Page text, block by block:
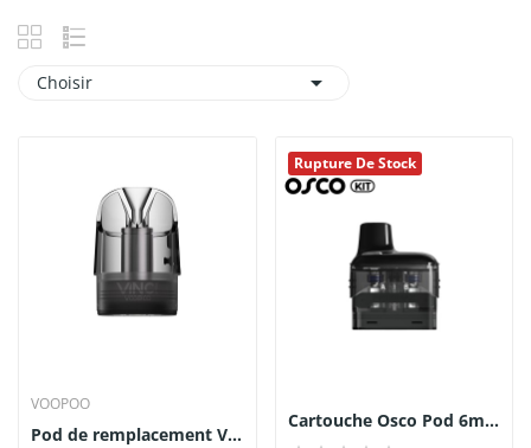
Choisir 
VOOPOO
Pod de remplacement Vinci E 5ml (0.3/0.6/0.8) -...
Rupture De Stock
Cartouche Osco Pod 6ml (2pcs) - Freemax